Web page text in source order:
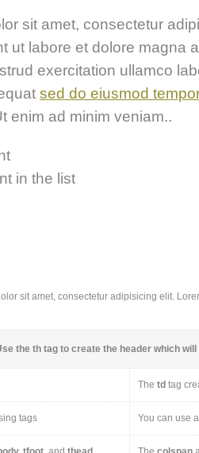
sit amet, consectetur
ut labore et dolore magna
exercitation ullamco
sed do eiusmod
enim ad minim veniam..
in the list
sit amet, consectetur adipisicing elit.
the th tag to create the header which
The td tag
tags You can use